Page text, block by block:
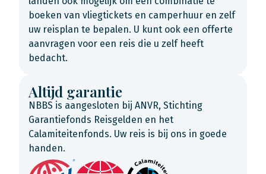
boeken van vliegtickets en camperhuur en zelf
uw reisplan te bepalen. U kunt ook een offerte
aanvragen voor een reis die u zelf heeft
bedacht.
Altijd garantie
NBBS is aangesloten bij ANVR, Stichting
Garantiefonds Reisgelden en het
Calamiteitenfonds. Uw reis is bij ons in goede
handen.